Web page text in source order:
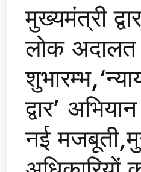
मुख्यमंत्री
लोक
द्वार’
नई